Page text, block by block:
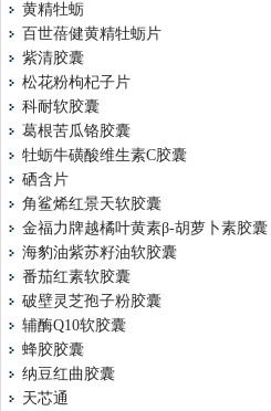
黄精牡蛎
百世蓓健黄精牡蛎片
紫清胶囊
松花粉枸杞子片
科耐软胶囊
葛根苦瓜铬胶囊
牡蛎牛磺酸维生素C胶囊
硒含片
角鲨烯红景天软胶囊
金福力牌越橘叶黄素β-胡萝卜素胶囊
海豹油紫苏籽油软胶囊
番茄红素软胶囊
破壁灵芝孢子粉胶囊
辅酶Q10软胶囊
蜂胶胶囊
纳豆红曲胶囊
天芯通